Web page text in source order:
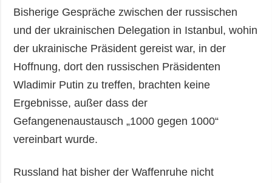
Bisherige Gespräche zwischen der russischen
und der ukrainischen Delegation in Istanbul, wohin
der ukrainische Präsident gereist war, in der
Hoffnung, dort den russischen Präsidenten
Wladimir Putin zu treffen, brachten keine
Ergebnisse, außer dass der
Gefangenenaustausch „1000 gegen 1000“
vereinbart wurde.
Russland hat bisher der Waffenruhe nicht